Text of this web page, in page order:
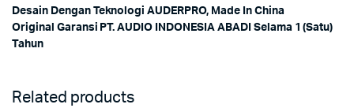
Desain Dengan Teknologi AUDERPRO, Made In China
Original Garansi PT. AUDIO INDONESIA ABADI Selama 1 (Satu)
Tahun
Related products